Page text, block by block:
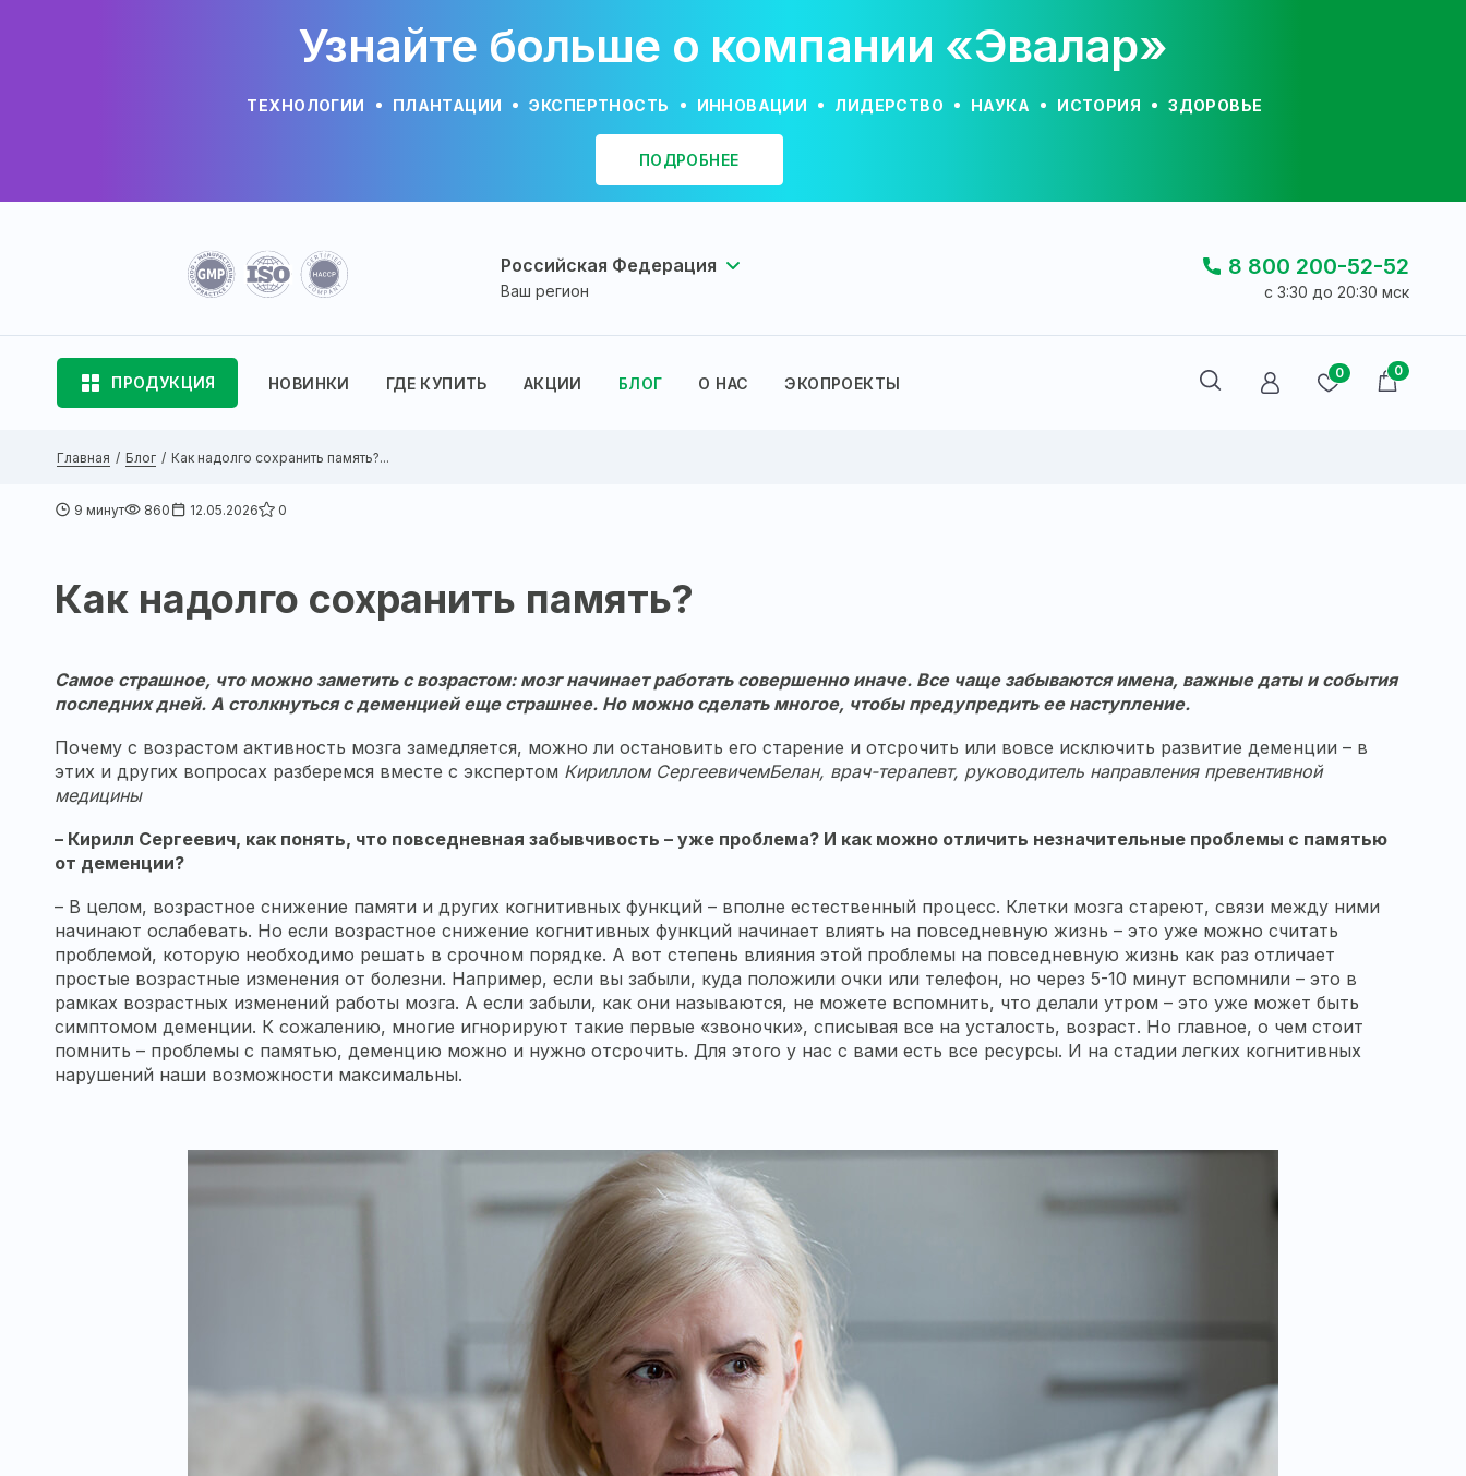
Узнайте больше о компании «Эвалар»
ТЕХНОЛОГИИ ПЛАНТАЦИИ ЭКСПЕРТНОСТЬ ИННОВАЦИИ ЛИДЕРСТВО НАУКА ИСТОРИЯ ЗДОРОВЬЕ
ПОДРОБНЕЕ
Российская Федерация
Ваш регион
8 800 200-52-52
c 3:30 до 20:30 мск
ПРОДУКЦИЯ НОВИНКИ ГДЕ КУПИТЬ АКЦИИ БЛОГ О НАС ЭКОПРОЕКТЫ
0 0
Главная Блог Как надолго сохранить память?...
9 минут 860 12.05.2026 0
Как надолго сохранить память?
Самое страшное, что можно заметить с возрастом: мозг начинает работать совершенно иначе. Все чаще забываются имена, важные даты и события
последних дней. А столкнуться с деменцией еще страшнее. Но можно сделать многое, чтобы предупредить ее наступление.
Почему с возрастом активность мозга замедляется, можно ли остановить его старение и отсрочить или вовсе исключить развитие деменции – в
этих и других вопросах разберемся вместе с экспертом Кириллом СергеевичемБелан, врач-терапевт, руководитель направления превентивной
медицины
– Кирилл Сергеевич, как понять, что повседневная забывчивость – уже проблема? И как можно отличить незначительные проблемы с памятью
от деменции?
– В целом, возрастное снижение памяти и других когнитивных функций – вполне естественный процесс. Клетки мозга стареют, связи между ними
начинают ослабевать. Но если возрастное снижение когнитивных функций начинает влиять на повседневную жизнь – это уже можно считать
проблемой, которую необходимо решать в срочном порядке. А вот степень влияния этой проблемы на повседневную жизнь как раз отличает
простые возрастные изменения от болезни. Например, если вы забыли, куда положили очки или телефон, но через 5-10 минут вспомнили – это в
рамках возрастных изменений работы мозга. А если забыли, как они называются, не можете вспомнить, что делали утром – это уже может быть
симптомом деменции. К сожалению, многие игнорируют такие первые «звоночки», списывая все на усталость, возраст. Но главное, о чем стоит
помнить – проблемы с памятью, деменцию можно и нужно отсрочить. Для этого у нас с вами есть все ресурсы. И на стадии легких когнитивных
нарушений наши возможности максимальны.